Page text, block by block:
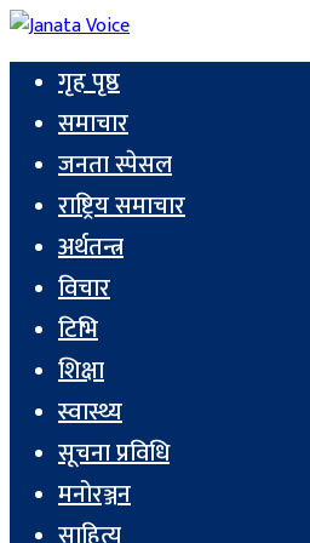
गृह पृष्ठ
समाचार
जनता स्पेसल
राष्ट्रिय समाचार
अर्थतन्त्र
विचार
टिभि
शिक्षा
स्वास्थ्य
सूचना प्रविधि
मनोरञ्जन